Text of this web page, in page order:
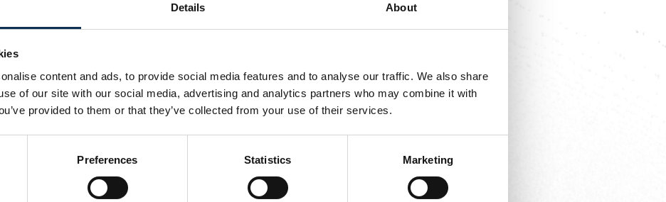
Details About
content and ads, to provide social media features and to analyse our traffic. We also share
of our site with our social media, advertising and analytics partners who may combine it with
provided to them or that they’ve collected from your use of their services.
Preferences Statistics Marketing
3e doelman bij het a-elftal. Hij speelde twee wedstrijden in de Challenger Pro
zal aansluiten bij de groep van keeperstrainer Sven Van der Jeugt. Welkom in het